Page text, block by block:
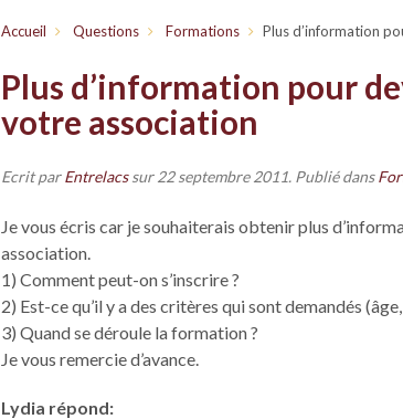
Accueil Questions Formations Plus d’information
Plus d’information pour
votre association
Ecrit parEntrelacssur22 septembre 2011. Publié dans
Je vous écris car je souhaiterais obtenir plus
association.
1) Comment peut-on s’inscrire ?
2) Est-ce qu’il y a des critères qui sont demandés
3) Quand se déroule la formation ?
Je vous remercie d’avance.
Lydia répond: